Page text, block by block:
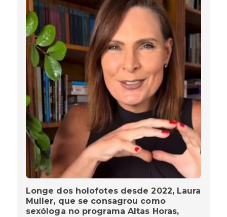
Longe dos holofotes desde 2022, Laura
Muller, que se consagrou como
sexóloga no programa Altas Horas,